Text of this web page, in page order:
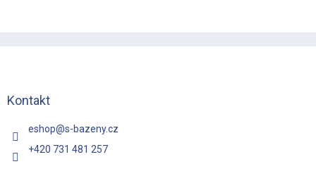
Kontakt
eshop@s-bazeny.cz
+420 731 481 257